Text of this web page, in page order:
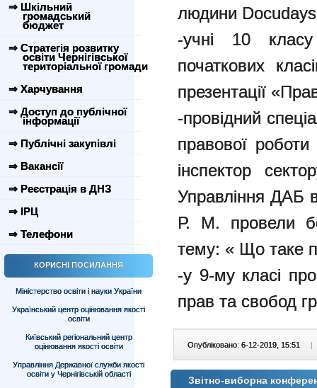
⇒ Шкільний
громадський
бюджет
⇒ Стратегія розвитку
освіти Чернігівської
територіальної громади
⇒ Харчування
⇒ Доступ до публічної
інформації
⇒ Публічні закупівлі
⇒ Вакансії
⇒ Реєстрація в ДНЗ
⇒ ІРЦ
⇒ Телефони
КОРИСНІ ПОСИЛАННЯ
Міністерство освіти і науки України
Український центр оцінювання якості
освіти
Київський регіональний центр
оцінювання якості освіти
Управління Державної служби якості
освіти у Чернігівській області
людини
-учні 10
початкових
презентації
-провідний
правової
інспектор
Управління ДАБ
Р. М. провели
тему: « Що таке
-у 9-му класі
прав та свобод
Опубліковано: 6-12-2019, 15:51 |
Звітно-виборна